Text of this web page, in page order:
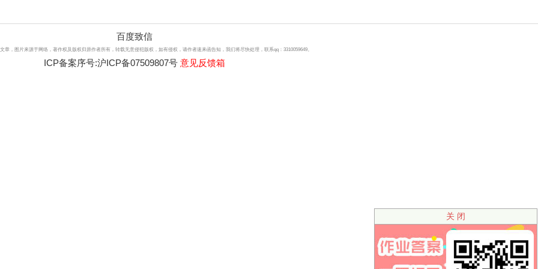
百度致信
章，图片来源于网络，著作权及版权归原作者所有，转载无意侵犯版权，如有侵权，请作者速来函告知，我们将尽快处理，联系qq：3310059649。
ICP备案序号:沪ICP备07509807号 意见反馈箱
关 闭